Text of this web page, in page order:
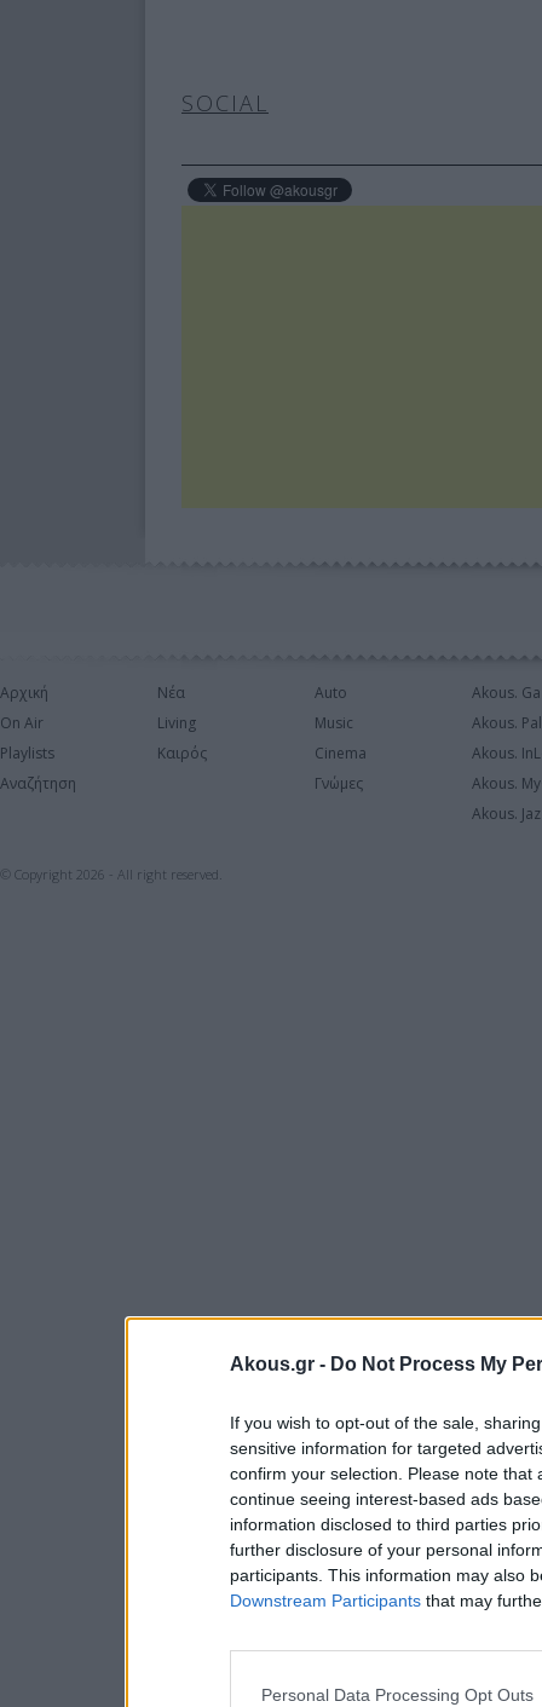
Akous.gr - Do Not Process My
If you wish to opt-out of the sale,
sensitive information for targeted
confirm your selection. Please note
continue seeing interest-based ads
information disclosed to third parties
further disclosure of your personal
participants. This information may also
Downstream Participants that may
Personal Data Processing Opt Outs
SOCIAL
Αρχική
On Air
Playlists
Αναζήτηση
Νέα
Living
Καιρός
Auto
Music
Cinema
Γνώμες
Akous.
Akous.
Akous.
Akous.
Akous.
© Copyright 2026 - All right reserved.